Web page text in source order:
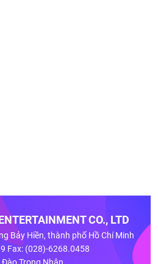
CO., LTD
Bảy Hiền, thành phố Hồ Chí Minh
Fax: (028)-6268.0458